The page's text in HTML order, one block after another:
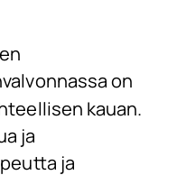
on
kauan.
ja
ja